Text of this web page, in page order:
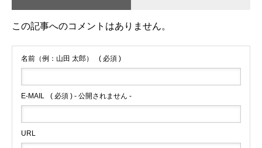
この記事へのコメントはありません。
名前（例：山田 太郎） ( 必須 )
E-MAIL ( 必須 ) - 公開されません -
URL